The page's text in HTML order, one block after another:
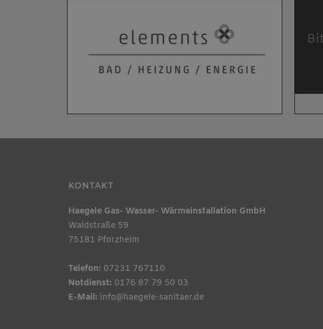
KONTAKT
Haegele Gas- Wasser- Wärmeinstallation GmbH
Waldstraße 59
75181 Pforzheim
Telefon: 07231 767110
Notdienst: 0176 87 79 50 03
E-Mail: info@haegele-sanitaer.de